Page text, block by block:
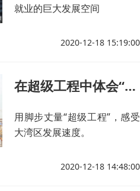
就业的巨大发展空间
2020-12-18 15:19:00
在超级工程中体会“一寸匠心”——大国工匠走进超级工程活动侧记
用脚步丈量“超级工程”，感受
大湾区发展速度。
2020-12-18 14:48:00